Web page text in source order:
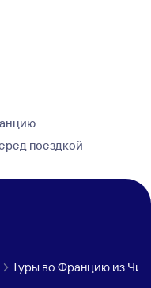
поездкой
Туры во Францию из